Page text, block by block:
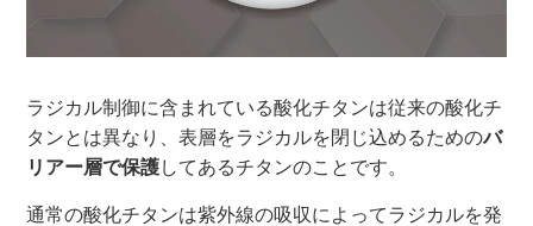
ラジカル制御に含まれている酸化チタンは従来の酸化チ
タンとは異なり、表層をラジカルを閉じ込めるためのバ
リアー層で保護してあるチタンのことです。
通常の酸化チタンは紫外線の吸収によってラジカルを発